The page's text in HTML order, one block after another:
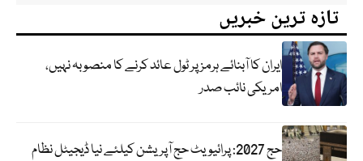
تازہ ترین خبریں
ایران کا آبنائے ہرمز پر ٹول عائد کرنے کا منصوبہ نہیں،
امریکی نائب صدر
حج 2027: پرائیویٹ حج آپریشن کیلئے نیا ڈیجیٹل نظام